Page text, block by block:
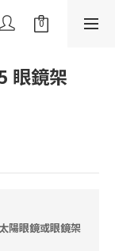
眼鏡架
陽眼鏡或眼鏡架